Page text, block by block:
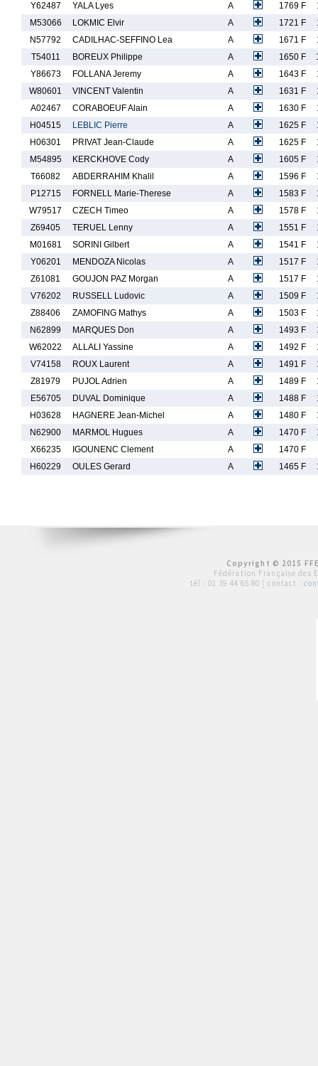
Y62487
YALA Lyes A 1769 F
M53066
LOKMIC Elvir A 1721 F
N57792
CADILHAC-SEFFINO Lea A 1671 F
T54011
BOREUX Philippe A 1650 F
Y86673
FOLLANA Jeremy A 1643 F
W80601
VINCENT Valentin A 1631 F
A02467
CORABOEUF Alain A 1630 F
H04515
LEBLIC Pierre A 1625 F
H06301
PRIVAT Jean-Claude A 1625 F
M54895
KERCKHOVE Cody A 1605 F
T66082
ABDERRAHIM Khalil A 1596 F
P12715
FORNELL Marie-Therese A 1583 F
W79517
CZECH Timeo A 1578 F
Z69405
TERUEL Lenny A 1551 F
M01681
SORINI Gilbert A 1541 F
Y06201
MENDOZA Nicolas A 1517 F
Z61081
GOUJON PAZ Morgan A 1517 F
V76202
RUSSELL Ludovic A 1509 F
Z88406
ZAMOFING Mathys A 1503 F
N62899
MARQUES Don A 1493 F
W62022
ALLALI Yassine A 1492 F
V74158
ROUX Laurent A 1491 F
Z81979
PUJOL Adrien A 1489 F
E56705
DUVAL Dominique A 1488 F
H03628
HAGNERE Jean-Michel A 1480 F
N62900
MARMOL Hugues A 1470 F
X66235
IGOUNENC Clement A
1470 F
H60229
OULES Gerard A 1465 F
Copyright © 2015
Fédération Française des
tél : 01 39 44 65 80 | contact :